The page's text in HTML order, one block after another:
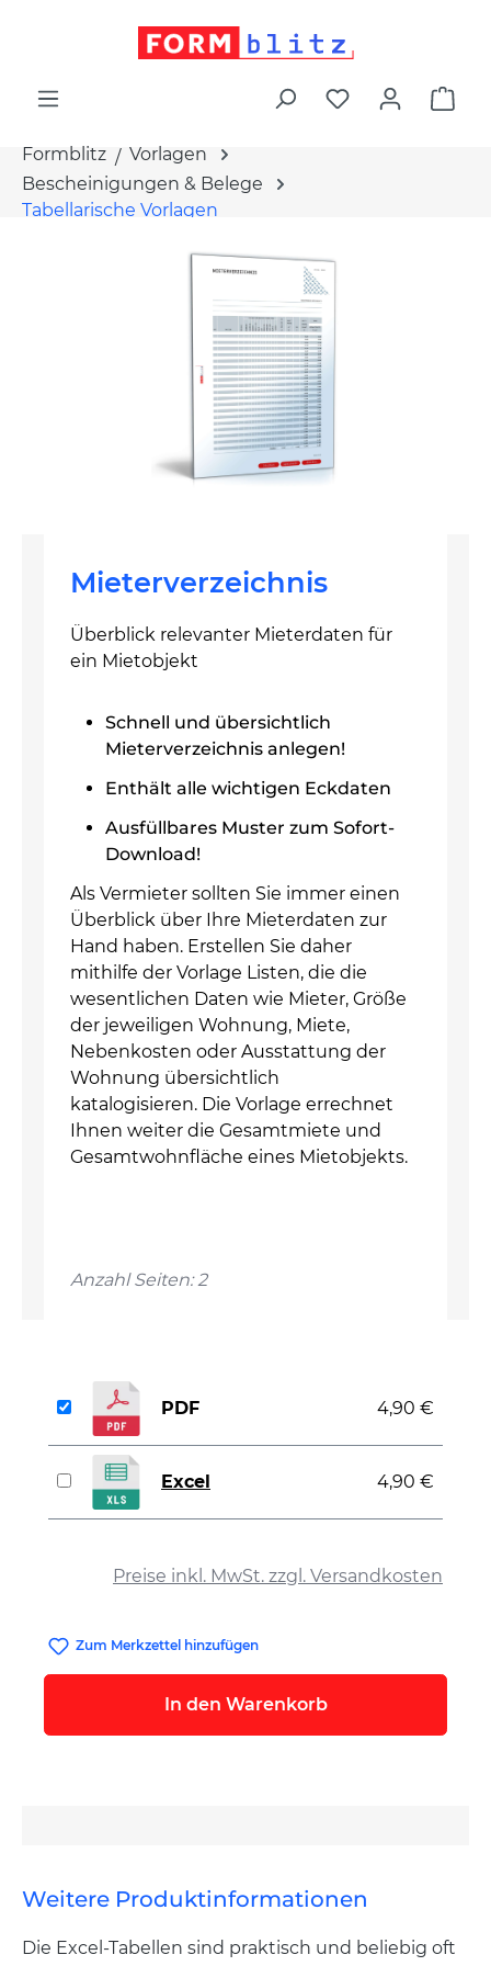
Formblitz
Vorlagen
Bescheinigungen & Belege
Tabellarische Vorlagen
Mieterverzeichnis
Überblick relevanter Mieterdaten für
ein Mietobjekt
Schnell und übersichtlich
Mieterverzeichnis anlegen!
Enthält alle wichtigen Eckdaten
Ausfüllbares Muster zum Sofort-
Download!
Als Vermieter sollten Sie immer einen
Überblick über Ihre Mieterdaten zur
Hand haben. Erstellen Sie daher
mithilfe der Vorlage Listen, die die
wesentlichen Daten wie Mieter, Größe
der jeweiligen Wohnung, Miete,
Nebenkosten oder Ausstattung der
Wohnung übersichtlich
katalogisieren. Die Vorlage errechnet
Ihnen weiter die Gesamtmiete und
Gesamtwohnfläche eines Mietobjekts.
Anzahl Seiten: 2
Preise inkl. MwSt. zzgl. Versandkosten
PDF 4,90 €
Excel 4,90 €
Zum Merkzettel hinzufügen
In den Warenkorb
Weitere Produktinformationen
Die Excel-Tabellen sind praktisch und beliebig oft